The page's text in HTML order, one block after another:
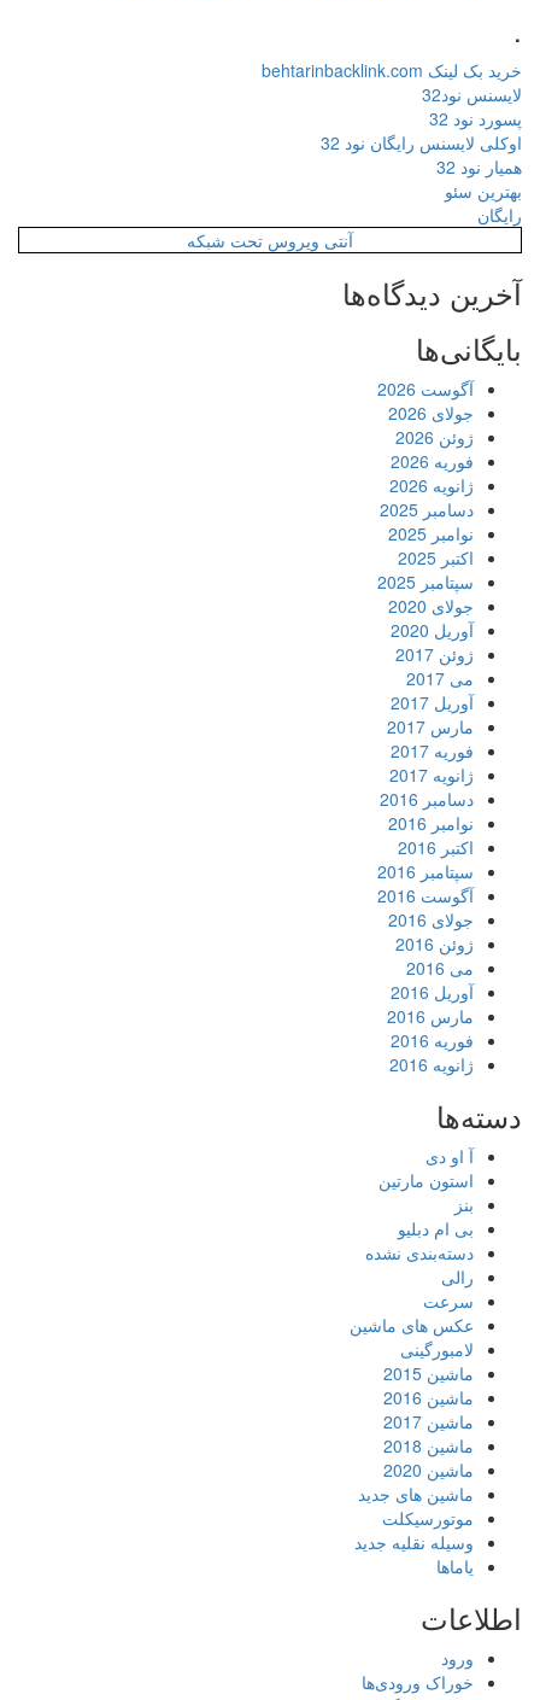
خرید بک لینک behtarinbacklink.com
لایسنس نود32
پسورد نود 32
اوکلی لایسنس رایگان نود 32
همیار نود 32
بهترین سئو
رایگان
آنتی ویروس تحت شبکه
آخرین دیدگاه‌ها
بایگانی‌ها
آگوست 2026
جولای 2026
ژوئن 2026
فوریه 2026
ژانویه 2026
دسامبر 2025
نوامبر 2025
اکتبر 2025
سپتامبر 2025
جولای 2020
آوریل 2020
ژوئن 2017
می 2017
آوریل 2017
مارس 2017
فوریه 2017
ژانویه 2017
دسامبر 2016
نوامبر 2016
اکتبر 2016
سپتامبر 2016
آگوست 2016
جولای 2016
ژوئن 2016
می 2016
آوریل 2016
مارس 2016
فوریه 2016
ژانویه 2016
دسته‌ها
آ او دی
استون مارتین
بنز
بی ام دبلیو
دسته‌بندی نشده
رالی
سرعت
عکس های ماشین
لامبورگینی
ماشین 2015
ماشین 2016
ماشین 2017
ماشین 2018
ماشین 2020
ماشین های جدید
موتورسیکلت
وسیله نقلیه جدید
یاماها
اطلاعات
ورود
خوراک ورودی‌ها